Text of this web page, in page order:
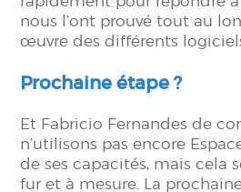
nous l’ont prouvé tout au
œuvre des différents
Prochaine étape ?
Et Fabricio Fernandes de
n’utilisons pas encore
de ses capacités, mais cela
fur et à mesure. La